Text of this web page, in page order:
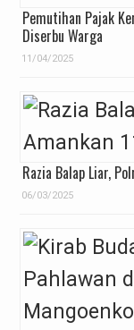
Pemutihan Pajak
Diserbu Warga
11/04/2025
Razia Balap Liar,
06/03/2025